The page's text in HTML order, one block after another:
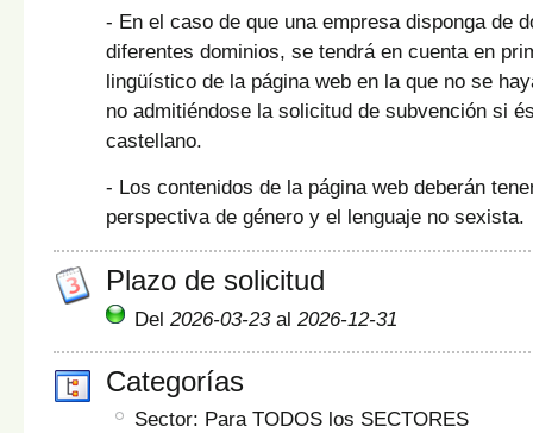
- En el caso de que una empresa disponga de
diferentes dominios, se tendrá en cuenta en
lingüístico de la página web en la que no se
no admitiéndose la solicitud de subvención si
castellano.
- Los contenidos de la página web deberán
perspectiva de género y el lenguaje no sexista.
Plazo de solicitud
Del 2026-03-23al 2026-12-31
Categorías
Sector: Para TODOS los SECTORES